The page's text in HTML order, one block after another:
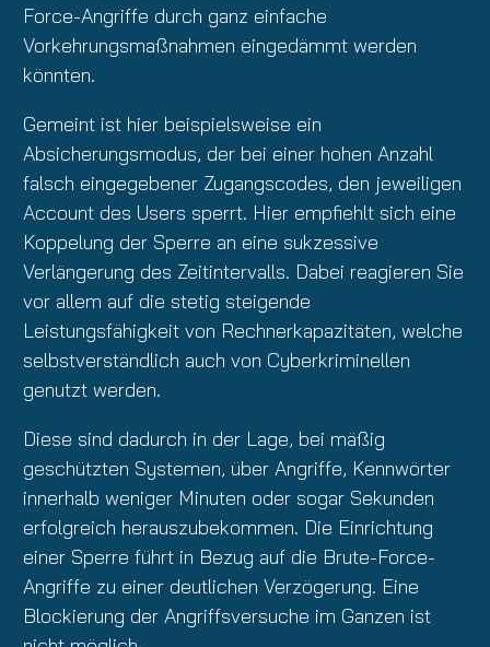
Force-Angriffe durch ganz einfache
Vorkehrungsmaßnahmen eingedämmt werden
könnten.
Gemeint ist hier beispielsweise ein
Absicherungsmodus, der bei einer hohen Anzahl
falsch eingegebener Zugangscodes, den jeweiligen
Account des Users sperrt. Hier empfiehlt sich eine
Koppelung der Sperre an eine sukzessive
Verlängerung des Zeitintervalls. Dabei reagieren Sie
vor allem auf die stetig steigende
Leistungsfähigkeit von Rechnerkapazitäten, welche
selbstverständlich auch von Cyberkriminellen
genutzt werden.
Diese sind dadurch in der Lage, bei mäßig
geschützten Systemen, über Angriffe, Kennwörter
innerhalb weniger Minuten oder sogar Sekunden
erfolgreich herauszubekommen. Die Einrichtung
einer Sperre führt in Bezug auf die Brute-Force-
Angriffe zu einer deutlichen Verzögerung. Eine
Blockierung der Angriffsversuche im Ganzen ist